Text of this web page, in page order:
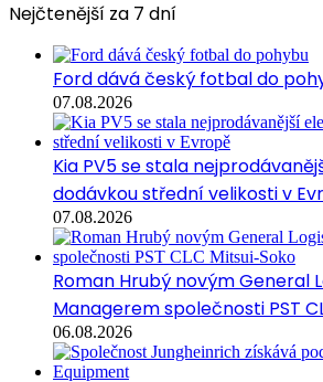
Nejčtenější za 7 dní
Ford dává český fotbal do
07.08.2026
Kia PV5 se stala
dodávkou střední velikosti v
07.08.2026
Roman Hrubý novým General
Managerem společnosti PST
06.08.2026